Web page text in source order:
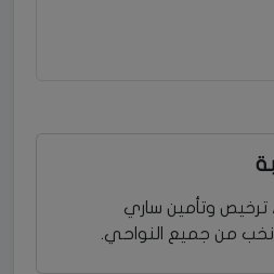
وتأمين ساري
من جميع النواحي.